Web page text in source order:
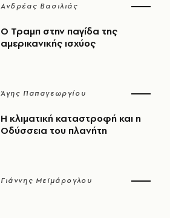
Ανδρέας Βασιλιάς
Ο Τραμπ στην παγίδα της
αμερικανικής ισχύος
Άγης Παπαγεωργίου
Η κλιματική καταστροφή και η
Οδύσσεια του πλανήτη
Γιάννης Μεϊμάρογλου